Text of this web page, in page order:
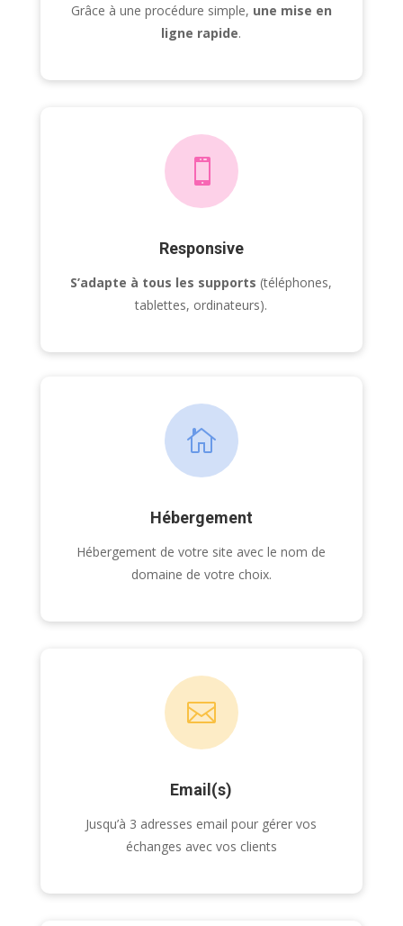
Grâce à une procédure simple, une mise en
ligne rapide.

Responsive
S’adapte à tous les supports (téléphones,
tablettes, ordinateurs).

Hébergement
Hébergement de votre site avec le nom de
domaine de votre choix.

Email(s)
Jusqu’à 3 adresses email pour gérer vos
échanges avec vos clients